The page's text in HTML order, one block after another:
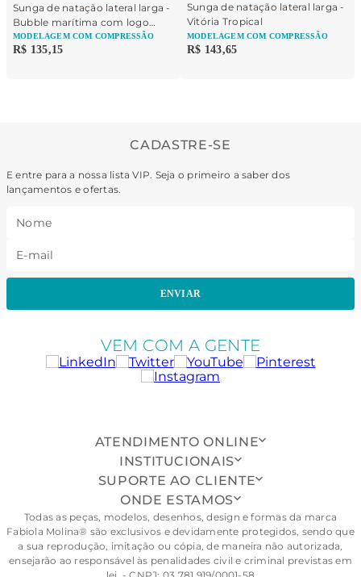
Sunga de natação lateral larga -
Bubble marítima com logo
Brasil
MODELAGEM COM COMPRESSÃO
R$ 135,15
Sunga de natação lateral larga -
Vitória Tropical
MODELAGEM COM COMPRESSÃO
R$ 143,65
CADASTRE-SE
E entre para a nossa lista VIP. Seja o primeiro a saber dos
lançamentos e ofertas.
ENVIAR
VEM COM A GENTE
ATENDIMENTO ONLINE
INSTITUCIONAIS
SUPORTE AO CLIENTE
ONDE ESTAMOS
Todas as peças, modelos, desenhos, design e formas da marca
Fabiola Molina® são exclusivos e devidamente protegidos, sendo que
a sua reprodução, imitação ou cópia, de maneira não autorizada,
ensejarão ao responsável às penalidades civil e criminal previstas em